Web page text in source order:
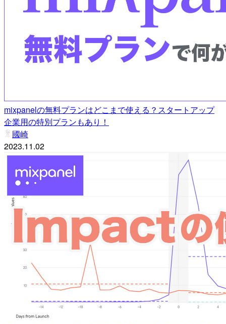
mixpanelの無料プランはどこまで使える？スタートアップ
企業用の特別プランもあり！
國崎
2023.11.02